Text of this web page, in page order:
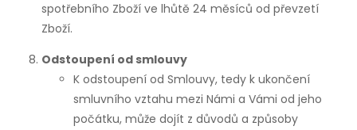
spotřebního Zboží ve lhůtě 24 měsíců od převzetí
Zboží.
Odstoupení od smlouvy
K odstoupení od Smlouvy, tedy k ukončení
smluvního vztahu mezi Námi a Vámi od jeho
počátku, může dojít z důvodů a způsoby